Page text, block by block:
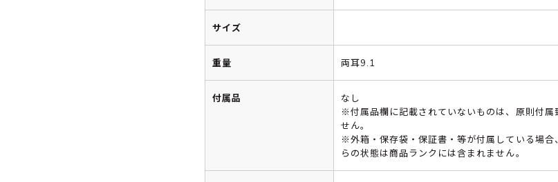
サイズ
重量 両耳9.1
付属品
なし
※付属品欄に記載されていないものは、原則付属
せん。
※外箱・保存袋・保証書・等が付属している場合
らの状態は商品ランクには含まれません。